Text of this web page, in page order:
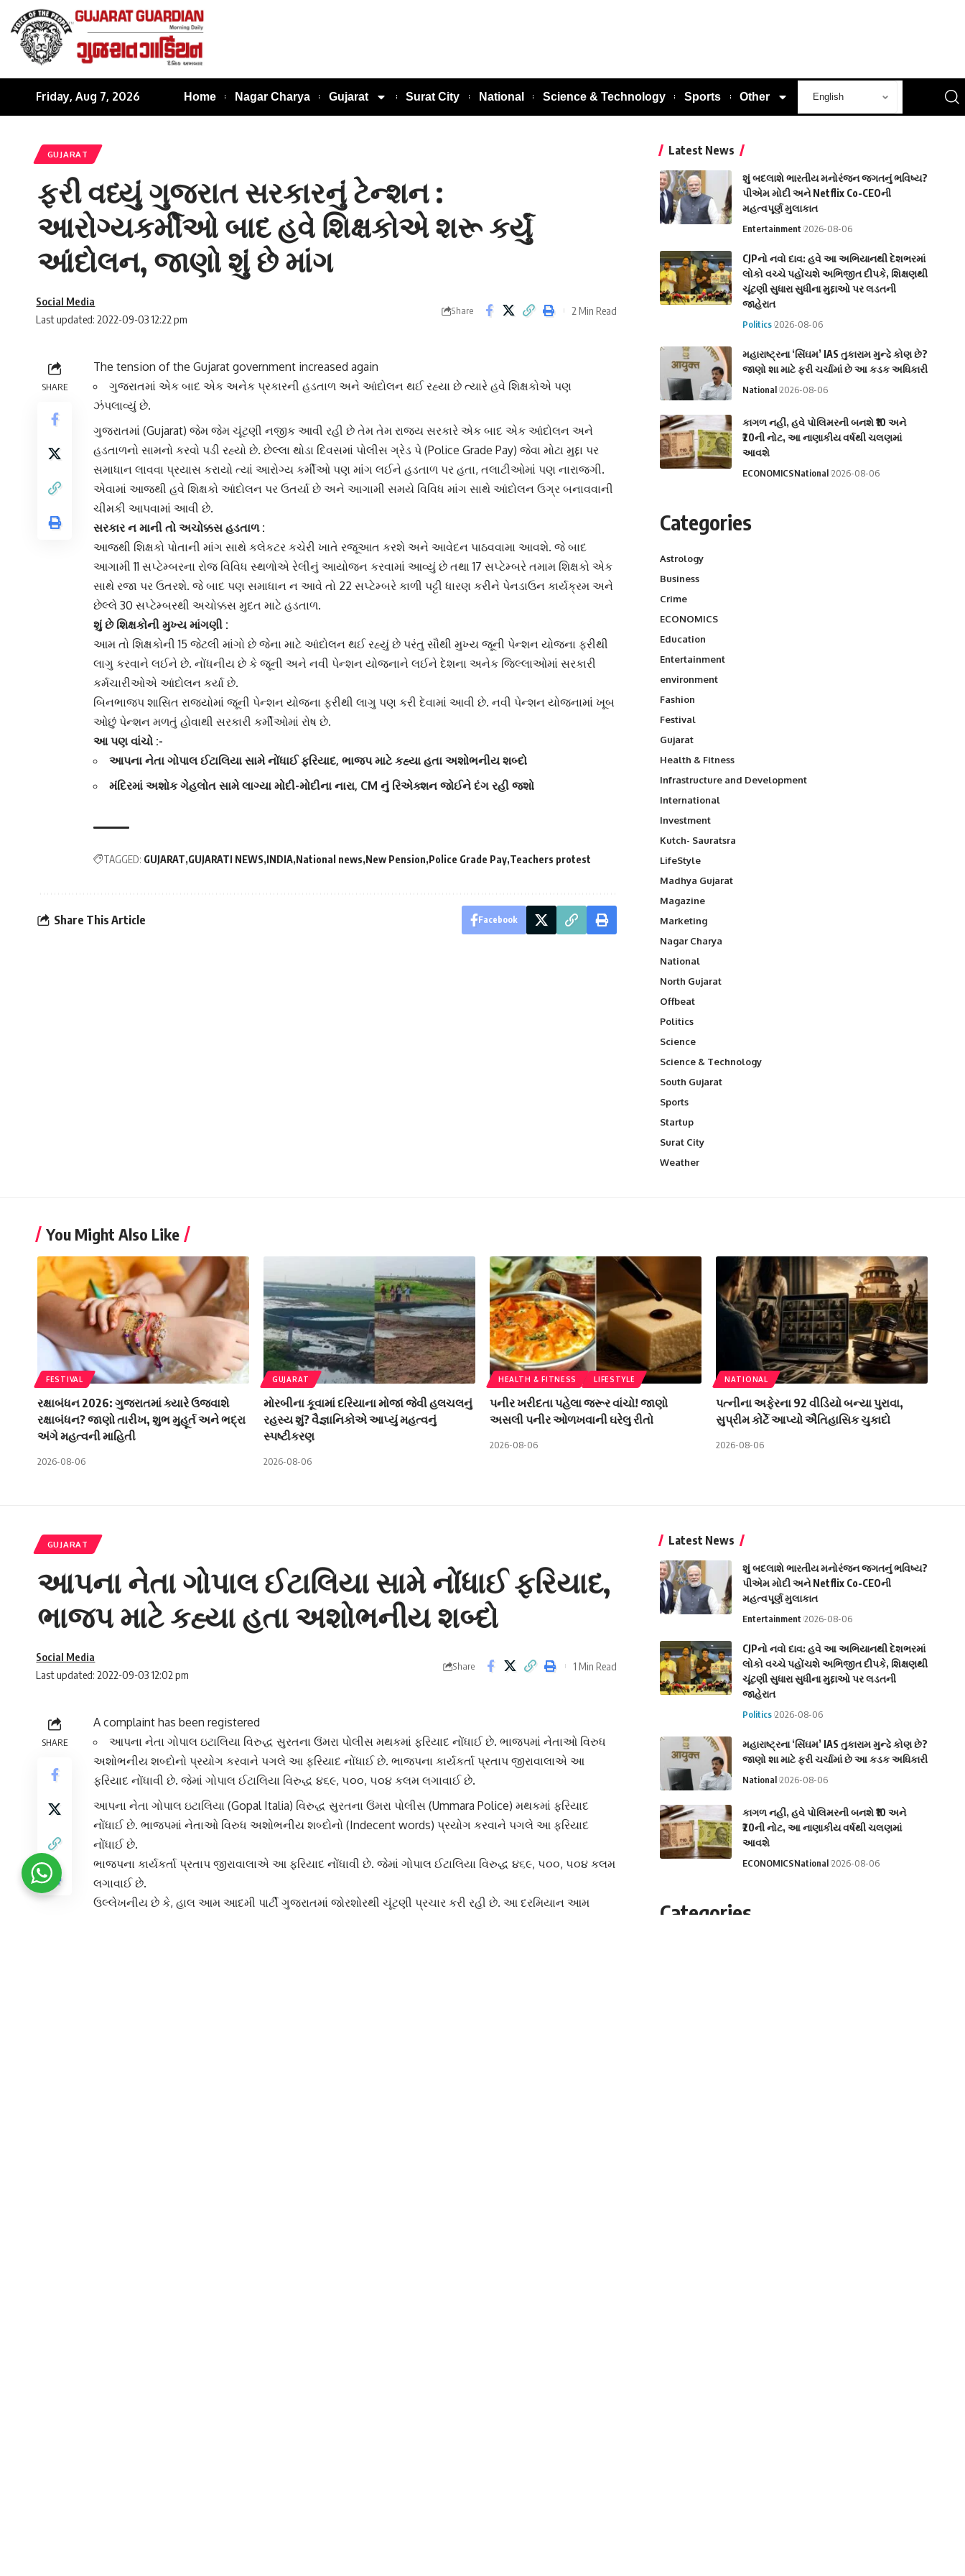
Friday, Aug 7, 2026 Home Nagar Charya Gujarat Surat City National Science & Technology Sports Other
GUJARAT
ફરી વધ્યું ગુજરાત સરકારનું ટેન્શન :
આરોગ્યકર્મીઓ બાદ હવે શિક્ષકોએ શરૂ કર્યું
આંદોલન, જાણો શું છે માંગ
Last updated: 2022-09-03 12:22 pm
Social Media
Share 2 Min Read
SHARE
The tension of the Gujarat government increased again
ગુજરાતમાં એક બાદ એક અનેક પ્રકારની હડતાળ અને આંદોલન થઈ રહ્યા છે ત્યારે હવે શિક્ષકોએ પણ
ઝંપલાવ્યું છે.
ગુજરાતમાં (Gujarat) જેમ જેમ ચૂંટણી નજીક આવી રહી છે તેમ તેમ રાજ્ય સરકારે એક બાદ એક આંદોલન અને
હડતાળનો સામનો કરવો પડી રહ્યો છે. છેલ્લા થોડા દિવસમાં પોલીસ ગ્રેડ પે (Police Grade Pay) જેવા મોટા મુદ્દા પર
સમાધાન લાવવા પ્રયાસ કરાયો ત્યાં આરોગ્ય કર્મીઓ પણ માંગ લઈને હડતાળ પર હતા, તલાટીઓમાં પણ નારાજગી.
એવામાં આજથી હવે શિક્ષકો આંદોલન પર ઉતર્યા છે અને આગામી સમયે વિવિધ માંગ સાથે આંદોલન ઉગ્ર બનાવવાની
ચીમકી આપવામાં આવી છે.
સરકાર ન માની તો અચોક્કસ હડતાળ:
આજથી શિક્ષકો પોતાની માંગ સાથે કલેકટર કચેરી ખાતે રજૂઆત કરશે અને આવેદન પાઠવવામા આવશે. જે બાદ
આગામી 11 સપ્ટેમ્બરના રોજ વિવિધ સ્થળોએ રેલીનું આયોજન કરવામાં આવ્યું છે તથા 17 સપ્ટેમ્બરે તમામ શિક્ષકો એક
સાથે રજા પર ઉતરશે. જે બાદ પણ સમાધાન ન આવે તો 22 સપ્ટેમ્બરે કાળી પટ્ટી ધારણ કરીને પેનડાઉન કાર્યક્રમ અને
છેલ્લે 30 સપ્ટેમ્બરથી અચોક્કસ મુદત માટે હડતાળ.
શું છે શિક્ષકોની મુખ્ય માંગણી :
આમ તો શિક્ષકોની 15 જેટલી માંગો છે જેના માટે આંદોલન થઈ રહ્યું છે પરંતુ સૌથી મુખ્ય જૂની પેન્શન યોજના ફરીથી
લાગુ કરવાને લઈને છે. નોંધનીય છે કે જૂની અને નવી પેન્શન યોજનાને લઈને દેશના અનેક જિલ્લાઓમાં સરકારી
કર્મચારીઓએ આંદોલન કર્યા છે.
બિનભાજપ શાસિત રાજ્યોમાં જૂની પેન્શન યોજના ફરીથી લાગુ પણ કરી દેવામાં આવી છે. નવી પેન્શન યોજનામાં ખૂબ
ઓછું પેન્શન મળતું હોવાથી સરકારી કર્મીઓમાં રોષ છે.
આ પણ વાંચો :-
આપના નેતા ગોપાલ ઈટાલિયા સામે નોંધાઈ ફરિયાદ, ભાજપ માટે કહ્યા હતા અશોભનીય શબ્દો
મંદિરમાં અશોક ગેહલોત સામે લાગ્યા મોદી-મોદીના નારા, CM નું રિએક્શન જોઈને દંગ રહી જશો
TAGGED: GUJARAT GUJARATI NEWS INDIA National news New Pension Police Grade Pay Teachers protest
Share This Article Facebook
Latest News
શું બદલાશે ભારતીય મનોરંજન જગતનું ભવિષ્ય?
પીએમ મોદી અને Netflix Co-CEOની
મહત્વપૂર્ણ મુલાકાત
Entertainment 2026-08-06
CJPનો નવો દાવ: હવે આ અભિયાનથી દેશભરમાં
લોકો વચ્ચે પહોંચશે અભિજીત દીપકે, શિક્ષણથી
ચૂંટણી સુધારા સુધીના મુદ્દાઓ પર લડતની
જાહેરાત
Politics 2026-08-06
મહારાષ્ટ્રના ‘સિંઘમ’ IAS તુકારામ મુન્ઢે કોણ છે?
જાણો શા માટે ફરી ચર્ચામાં છે આ કડક અધિકારી
National 2026-08-06
કાગળ નહીં, હવે પોલિમરની બનશે ₹10 અને
₹20ની નોટ, આ નાણાકીય વર્ષથી ચલણમાં
આવશે
ECONOMICSNational 2026-08-06
Categories
Astrology
Business
Crime
ECONOMICS
Education
Entertainment
environment
Fashion
Festival
Gujarat
Health & Fitness
Infrastructure and Development
International
Investment
Kutch- Sauratsra
LifeStyle
Madhya Gujarat
Magazine
Marketing
Nagar Charya
National
North Gujarat
Offbeat
Politics
Science
Science & Technology
South Gujarat
Sports
Startup
Surat City
Weather
You Might Also Like
FESTIVAL
રક્ષાબંધન 2026: ગુજરાતમાં ક્યારે ઉજવાશે
રક્ષાબંધન? જાણો તારીખ, શુભ મુહૂર્ત અને ભદ્રા
અંગે મહત્વની માહિતી
2026-08-06
GUJARAT
મોરબીના કૂવામાં દરિયાના મોજાં જેવી હલચલનું
રહસ્ય શું? વૈજ્ઞાનિકોએ આપ્યું મહત્વનું
સ્પષ્ટીકરણ
2026-08-06
HEALTH & FITNESS LIFESTYLE
પનીર ખરીદતા પહેલા જરૂર વાંચો! જાણો
અસલી પનીર ઓળખવાની ઘરેલુ રીતો
2026-08-06
NATIONAL
પત્નીના અફેરના 92 વીડિયો બન્યા પુરાવા,
સુપ્રીમ કોર્ટે આપ્યો ઐતિહાસિક ચુકાદો
2026-08-06
GUJARAT
આપના નેતા ગોપાલ ઈટાલિયા સામે નોંધાઈ ફરિયાદ,
ભાજપ માટે કહ્યા હતા અશોભનીય શબ્દો
Last updated: 2022-09-03 12:02 pm
Social Media
Share 1 Min Read
SHARE
A complaint has been registered
આપના નેતા ગોપાલ ઇટાલિયા વિરુદ્ધ સુરતના ઉંમરા પોલીસ મથકમાં ફરિયાદ નોંધાઈ છે. ભાજપમાં નેતાઓ વિરુધ
અશોભનીય શબ્દોનો પ્રયોગ કરવાને પગલે આ ફરિયાદ નોંધાઈ છે. ભાજપના કાર્યકર્તા પ્રતાપ જીરાવાલાએ આ
ફરિયાદ નોંધાવી છે. જેમાં ગોપાલ ઈટાલિયા વિરુદ્ધ ૪૬૯, ૫૦૦, ૫૦૪ કલમ લગાવાઈ છે.
આપના નેતા ગોપાલ ઇટાલિયા (Gopal Italia) વિરુદ્ધ સુરતના ઉંમરા પોલીસ (Ummara Police) મથકમાં ફરિયાદ
નોંધાઈ છે. ભાજપમાં નેતાઓ વિરુધ અશોભનીય શબ્દોનો (Indecent words) પ્રયોગ કરવાને પગલે આ ફરિયાદ
નોંધાઈ છે.
ભાજપના કાર્યકર્તાપ્રતાપ જીરાવાલાએ આ ફરિયાદ નોંધાવી છે. જેમાં ગોપાલ ઈટાલિયા વિરુદ્ધ ૪૬૯, ૫૦૦, ૫૦૪ કલમ
લગાવાઈ છે.
ઉલ્લેખનીય છે કે, હાલ આમ આદમી પાર્ટીગુજરાતમાં જોરશોરથી ચૂંટણી પ્રચાર કરી રહી છે. આ દરમિયાન આમ
Latest News
શું બદલાશે ભારતીય મનોરંજન જગતનું ભવિષ્ય?
પીએમ મોદી અને Netflix Co-CEOની
મહત્વપૂર્ણ મુલાકાત
Entertainment 2026-08-06
CJPનો નવો દાવ: હવે આ અભિયાનથી દેશભરમાં
લોકો વચ્ચે પહોંચશે અભિજીત દીપકે, શિક્ષણથી
ચૂંટણી સુધારા સુધીના મુદ્દાઓ પર લડતની
જાહેરાત
Politics 2026-08-06
મહારાષ્ટ્રના ‘સિંઘમ’ IAS તુકારામ મુન્ઢે કોણ છે?
જાણો શા માટે ફરી ચર્ચામાં છે આ કડક અધિકારી
National 2026-08-06
કાગળ નહીં, હવે પોલિમરની બનશે ₹10 અને
₹20ની નોટ, આ નાણાકીય વર્ષથી ચલણમાં
આવશે
ECONOMICSNational 2026-08-06
Categories